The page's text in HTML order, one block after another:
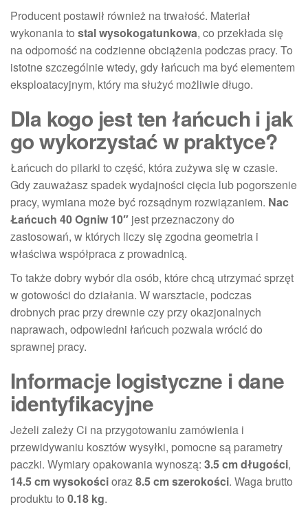
Producent postawił również na trwałość. Materiał
wykonania to stal wysokogatunkowa, co przekłada się
na odporność na codzienne obciążenia podczas pracy. To
istotne szczególnie wtedy, gdy łańcuch ma być elementem
eksploatacyjnym, który ma służyć możliwie długo.
Dla kogo jest ten łańcuch i jak
go wykorzystać w praktyce?
Łańcuch do pilarki to część, która zużywa się w czasie.
Gdy zauważasz spadek wydajności cięcia lub pogorszenie
pracy, wymiana może być rozsądnym rozwiązaniem. Nac
Łańcuch 40 Ogniw 10″ jest przeznaczony do
zastosowań, w których liczy się zgodna geometria i
właściwa współpraca z prowadnicą.
To także dobry wybór dla osób, które chcą utrzymać sprzęt
w gotowości do działania. W warsztacie, podczas
drobnych prac przy drewnie czy przy okazjonalnych
naprawach, odpowiedni łańcuch pozwala wrócić do
sprawnej pracy.
Informacje logistyczne i dane
identyfikacyjne
Jeżeli zależy Ci na przygotowaniu zamówienia i
przewidywaniu kosztów wysyłki, pomocne są parametry
paczki. Wymiary opakowania wynoszą: 3.5 cm długości,
14.5 cm wysokościoraz8.5 cm szerokości. Waga brutto
produktu to 0.18 kg.